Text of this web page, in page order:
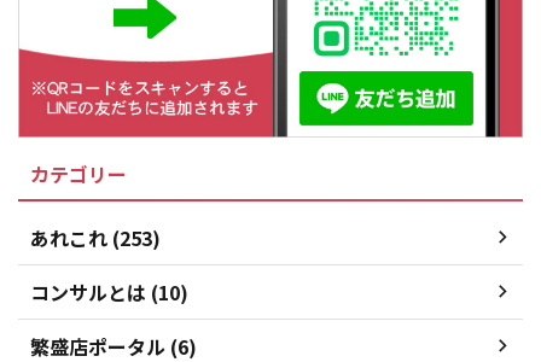
カテゴリー
あれこれ (253)
コンサルとは (10)
繁盛店ポータル (6)